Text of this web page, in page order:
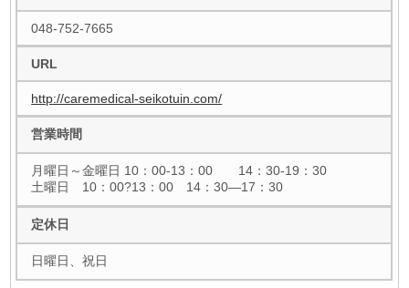
048-752-7665
URL
http://caremedical-seikotuin.com/
営業時間
月曜日～金曜日 10：00-13：00 14：30-19：30
土曜日 10：00?13：00 14：30―17：30
定休日
日曜日、祝日